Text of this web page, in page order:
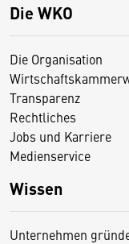
Die WKO
Die Organisation
Transparenz
Rechtliches
Jobs und Karriere
Medienservice
Wissen
Unternehmen